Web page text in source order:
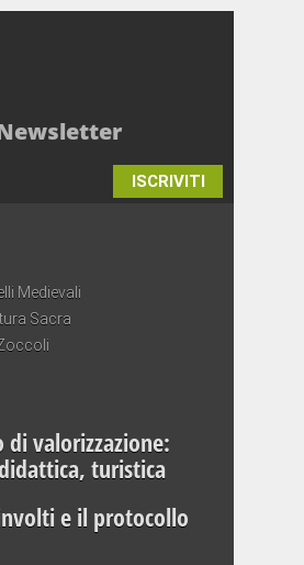
ISCRIVITI
Medievali
Sacra
Zoccoli
valorizzazione:
turistica
e il protocollo